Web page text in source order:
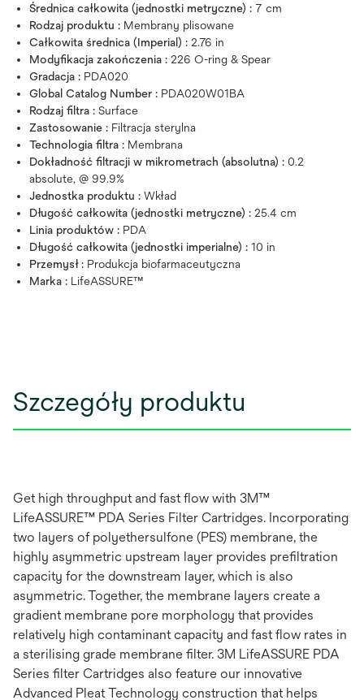
Średnica całkowita (jednostki metryczne) : 7 cm
Rodzaj produktu : Membrany plisowane
Całkowita średnica (Imperial) : 2.76 in
Modyfikacja zakończenia : 226 O-ring & Spear
Gradacja : PDA020
Global Catalog Number : PDA020W01BA
Rodzaj filtra : Surface
Zastosowanie : Filtracja sterylna
Technologia filtra : Membrana
Dokładność filtracji w mikrometrach (absolutna) : 0.2
absolute, @ 99.9%
Jednostka produktu : Wkład
Długość całkowita (jednostki metryczne) : 25.4 cm
Linia produktów : PDA
Długość całkowita (jednostki imperialne) : 10 in
Przemysł : Produkcja biofarmaceutyczna
Marka : LifeASSURE™
Szczegóły produktu
Get high throughput and fast flow with 3M™
LifeASSURE™ PDA Series Filter Cartridges. Incorporating
two layers of polyethersulfone (PES) membrane, the
highly asymmetric upstream layer provides prefiltration
capacity for the downstream layer, which is also
asymmetric. Together, the membrane layers create a
gradient membrane pore morphology that provides
relatively high contaminant capacity and fast flow rates in
a sterilising grade membrane filter. 3M LifeASSURE PDA
Series filter Cartridges also feature our innovative
Advanced Pleat Technology construction that helps